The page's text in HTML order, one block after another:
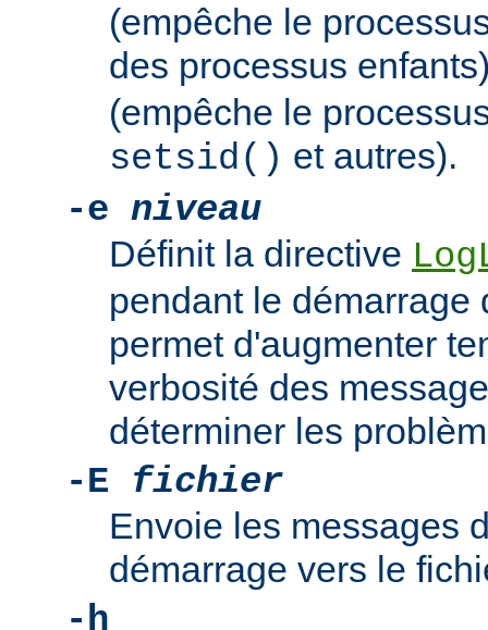
(empêche le
des processus
(empêche le
setsid() et autres).
-e niveau
Définit la directive
pendant le démarrage
permet d'augmenter
verbosité des
déterminer les
-E fichier
Envoie les messages
démarrage vers le
-h